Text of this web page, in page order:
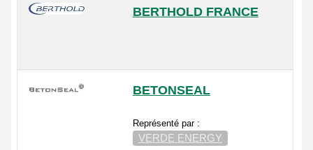
BERTHOLD FRANCE
BETONSEAL
Représenté par :
VERDE ENERGY